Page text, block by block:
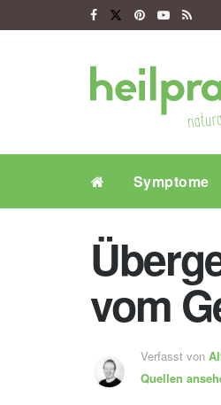
Symptome
vom
Verfasst von
Quellen